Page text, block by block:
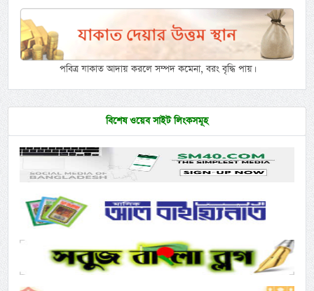
পবিত্র যাকাত আদায় করলে সম্পদ কমেনা, বরং বৃদ্ধি পায়।
বিশেষ ওয়েব সাইট লিংকসমূহ